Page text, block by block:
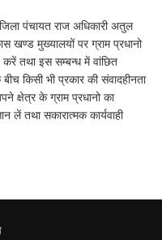
जिला पंचायत राज अधिकारी अतुल
खण्ड मुख्यालयों पर ग्राम प्रधानो
तथा इस सम्बन्ध में वांछित
किसी भी प्रकार की संवादहीनता
क्षेत्र के ग्राम प्रधानो का
तथा सकारात्मक कार्यवाही